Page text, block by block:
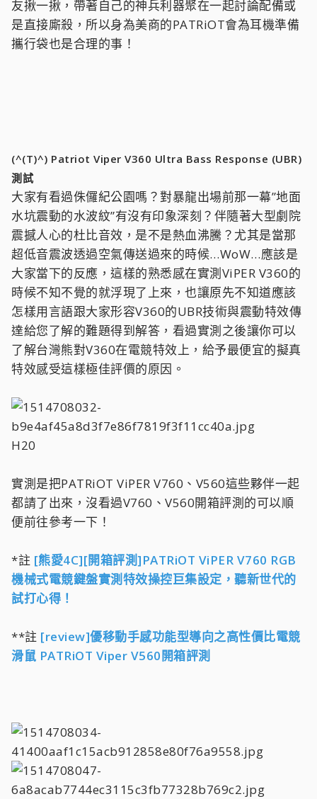
友揪一揪，帶著自己的神兵利器聚在一起討論配備或
是直接廝殺，所以身為美商的PATRiOT會為耳機準備
攜行袋也是合理的事！
(^(T)^) Patriot Viper V360 Ultra Bass Response (UBR)
測試
大家有看過侏儸紀公園嗎？對暴龍出場前那一幕”地面
水坑震動的水波紋”有沒有印象深刻？伴隨著大型劇院
震撼人心的杜比音效，是不是熱血沸騰？尤其是當那
超低音震波透過空氣傳送過來的時候…WoW…應該是
大家當下的反應，這樣的熟悉感在實測ViPER V360的
時候不知不覺的就浮現了上來，也讓原先不知道應該
怎樣用言語跟大家形容V360的UBR技術與震動特效傳
達給您了解的難題得到解答，看過實測之後讓你可以
了解台灣熊對V360在電競特效上，給予最便宜的擬真
特效感受這樣極佳評價的原因。
H20
實測是把PATRiOT ViPER V760、V560這些夥伴一起
都請了出來，沒看過V760、V560開箱評測的可以順
便前往參考一下！
*註 [熊愛4C][開箱評測]PATRiOT ViPER V760 RGB
機械式電競鍵盤實測特效操控巨集設定，聽新世代的
試打心得！
**註 [review]優移動手感功能型導向之高性價比電競
滑鼠 PATRiOT Viper V560開箱評測